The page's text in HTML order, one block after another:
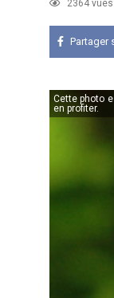
22 août
2364 vues
Partager
Cette photo
en profiter.